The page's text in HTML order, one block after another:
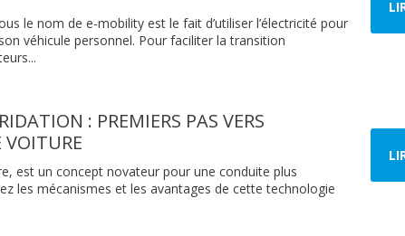
le nom de e-mobility est le fait d’utiliser l’électricité pour
véhicule personnel. Pour faciliter la transition
: PREMIERS PAS VERS
VOITURE
est un concept novateur pour une conduite plus
les mécanismes et les avantages de cette technologie